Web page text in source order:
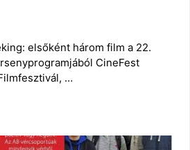
elsőként három film a 22.
CineFest
…